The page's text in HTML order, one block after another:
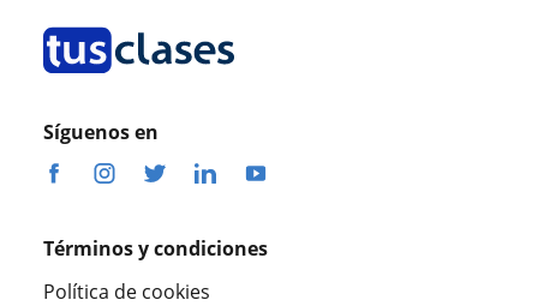
Síguenos en
Términos y condiciones
Política de cookies